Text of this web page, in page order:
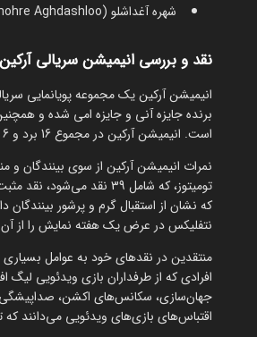
شهره آغداشلو (Shohre Aghdashloo)؛ صداپیشه شخصیت گریسان
نقد و بررسی انیمیشن سریالی آرکین
انیمیشن آرکین یک مجموعه پویانمایی
برنده جایزه آنی و جایزه امی شده و
است. انیمیشن آرکین در مجموع 16 برد و 6 نامزدی را ازآن خود کرده که مهم‌ترین آن‌ها برد 9 جایزه آنی و همچنین 4 برد و 1 نامزدی جایزه امی است.
نتفلیکس در عرض یک هفته نمایش را از آن خود کرد. سریال آرکین در 52 کشور، در
منتقدین در نقدهای خود به عوامل بسیاری
افرادی که از طرفداران بازی ویدئویی
اقتباس‌های بازی‌های ویدئویی می‌دانند